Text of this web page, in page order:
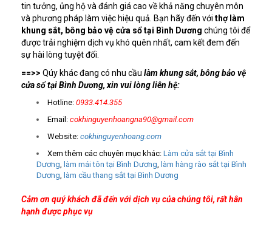
tin tưởng, ủng hộ và đánh giá cao về khả năng chuyên môn
và phương pháp làm việc hiệu quả. Bạn hãy đến với thợ làm
khung sắt, bông bảo vệ cửa sổ tại Bình Dương chúng tôi để
được trải nghiệm dịch vụ khó quên nhất, cam kết đem đến
sự hài lòng tuyệt đối.
==>> Qúy khác đang có nhu cầu làm khung sắt, bông bảo vệ
cửa sổ tại Bình Dương, xin vui lòng liên hệ:
Hotline: 0933.414.355
Email: cokhinguyenhoangna90@gmail.com
Website: cokhinguyenhoang.com
Xem thêm các chuyên mục khác: Làm cửa sắt tại Bình
Dương
làm mái tôn tại Bình Dương
làm hàng rào sắt tại Bình
Dương
làm cầu thang sắt tại Bình Dương
Cảm ơn quý khách đã đến với dịch vụ của chúng tôi, rất hân
hạnh được phục vụ